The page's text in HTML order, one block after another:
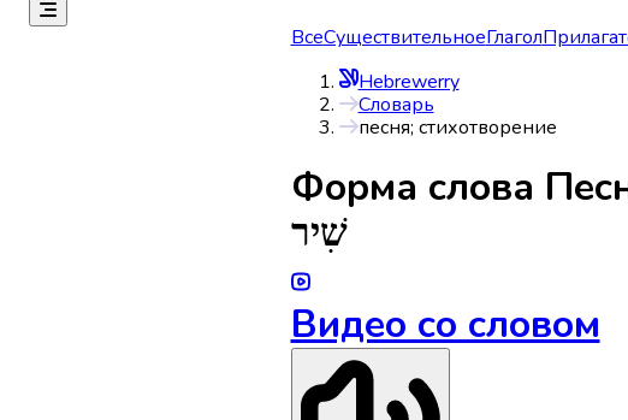
ВсеСуществительноеГлагол
Hebrewerry
Словарь
песня; стихотворение
Форма слова
שִׁיר
Видео со словом